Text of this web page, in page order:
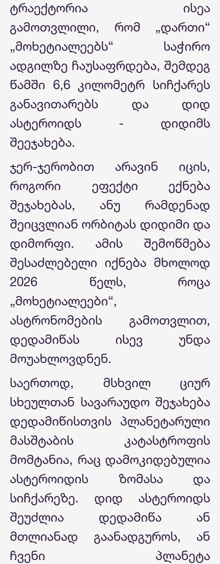
ტრაექტორია ისეა
გამოთვლილი, რომ „დართი“
„მოხეტიალეებს“ საჭირო
ადგილზე ჩაუსაფრდება, შემდეგ
წამში 6,6 კილომეტრ სიჩქარეს
განავითარებს და დიდ
ასტეროიდს - დიდიმს
შეეჯახება.
ჯერ-ჯერობით არავინ იცის,
როგორი ეფექტი ექნება
შეჯახებას, ანუ რამდენად
შეიცვლიან ორბიტას დიდიმი და
დიმორფი. ამის შემოწმება
შესაძლებელი იქნება მხოლოდ
2026 წელს, როცა
„მოხეტიალეები“,
ასტრონომების გამოთვლით,
დედამიწას ისევ უნდა
მოუახლოვდნენ.
საერთოდ, მსხვილ ციურ
სხეულთან სავარაუდო შეჯახება
დედამიწისთვის პლანეტარული
მასშტაბის კატასტროფის
მომტანია, რაც დამოკიდებულია
ასტეროიდის ზომასა და
სიჩქარეზე. დიდ ასტეროიდს
შეუძლია დედამიწა ან
მთლიანად გაანადგუროს, ან
ჩვენი პლანეტა